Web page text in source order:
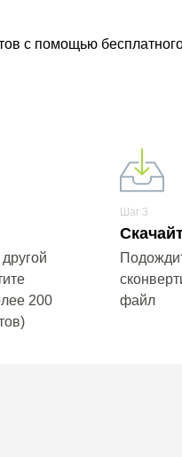
с помощью
200
Шаг 3
файл